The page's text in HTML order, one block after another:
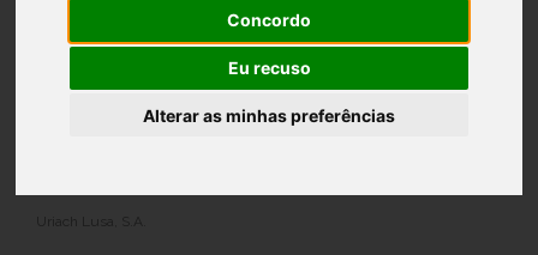
Concordo
Eu recuso
Alterar as minhas preferências